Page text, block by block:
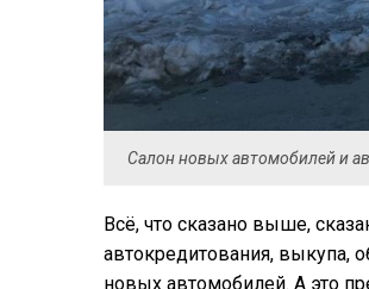
Салон новых автомобилей и
Всё, что сказано выше,
автокредитования, выкупа,
новых автомобилей. А это